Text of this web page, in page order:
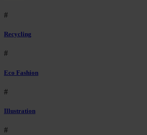
#
Recycling
#
Eco Fashion
#
Illustration
#